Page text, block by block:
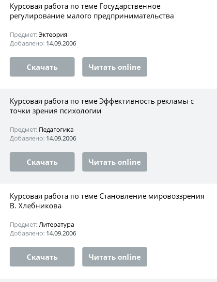
Курсовая работа по теме Государственное
регулирование малого предпринимательства
Предмет:Эктеория
Добавлено: 14.09.2006
Скачать Читать online
Курсовая работа по теме Эффективность рекламы с
точки зрения психологии
Предмет: Педагогика
Добавлено: 14.09.2006
Скачать Читать online
Курсовая работа по теме Становление мировоззрения
В. Хлебникова
Предмет:Литература
Добавлено: 14.09.2006
Скачать Читать online